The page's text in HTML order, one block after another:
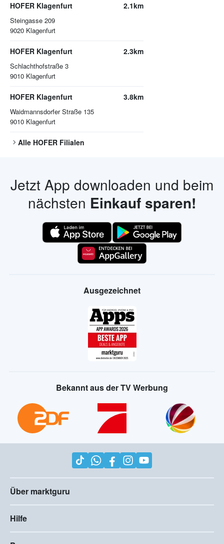
HOFER Klagenfurt
Steingasse 209
9020 Klagenfurt
2.1km
HOFER Klagenfurt
Schlachthofstraße 3
9010 Klagenfurt
2.3km
HOFER Klagenfurt
Waidmannsdorfer Straße 135
9010 Klagenfurt
3.8km
Alle HOFER Filialen
Jetzt App downloaden und beim
nächsten Einkauf sparen!
Ausgezeichnet
Bekannt aus der TV Werbung
Über marktguru
Hilfe